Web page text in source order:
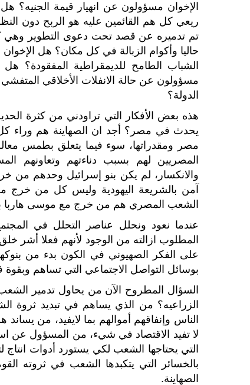
الإخوان مسؤولون عن انهيار قيمة الجنيه؟
ريعي كل هم القائمين عليه هو الربح دون
تم تدميره عن قصد تحت دعوى التطوير وهي
حاليا وأكوام الزبالة في كل مكان؟ هل
الشباب الطامح للديمقراطية المفقودة؟
مسؤولون عن حالة الانفلات الأخلاقي
الدولة؟
هذه بعض الأفكار التي تراودني من كثرة
يحدث في مصر؟ أجد ان الصهاينة هم وراء كل
مصر ومقدراتها، سوء فيما يتعلق بطمس معالم
المصريين لهم بسبب دناءتهم وتعاونهم
والانكسار، لم يكن بنو إسرائيل وحدهم
آمن بالشريعة اليهودية وليس كل من خرج
الشعب المصري هم من خرج مع موسى هاربا
عندما نعود ونحلل عناصر التحلل في
المطلوب ازالته من الوجود لأنهم فعلا أشر
على الفكر الصهيوني في الكون بدء من بنوكهم
بوسائل التواصل الاجتماعي التي تساهم
السؤال المطروح الآن من يحاول تدمير
الزراعيه؟ من الذي يساهم في تبديد ثروة
الناس وإنفاقهم أموالهم بما لايفيد، من
لا تفيد الاقتصاد في شيء، من المسؤول عن
التي يحتاجها الشعب لكي يستورد أدوات
بالخسائر التي يتكبدها الشعب في ثروته
الصهاينة.